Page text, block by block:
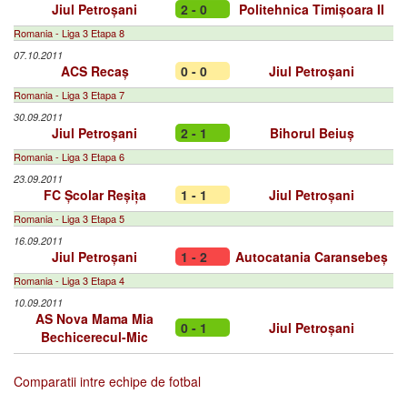
Jiul Petroșani 2 - 0 Politehnica Timișoara II
Romania - Liga 3 Etapa 8
07.10.2011
ACS Recaș 0 - 0 Jiul Petroșani
Romania - Liga 3 Etapa 7
30.09.2011
Jiul Petroșani 2 - 1 Bihorul Beiuș
Romania - Liga 3 Etapa 6
23.09.2011
FC Școlar Reșița 1 - 1 Jiul Petroșani
Romania - Liga 3 Etapa 5
16.09.2011
Jiul Petroșani 1 - 2 Autocatania Caransebeș
Romania - Liga 3 Etapa 4
10.09.2011
AS Nova Mama Mia
Bechicerecul-Mic
0 - 1 Jiul Petroșani
Comparatii intre echipe de fotbal